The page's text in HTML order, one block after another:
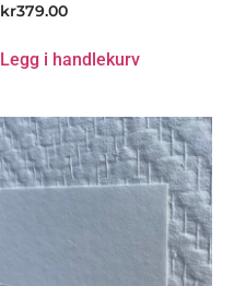
kr379.00
Legg i handlekurv